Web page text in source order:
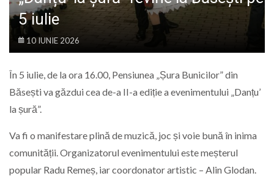
5 iulie
10 IUNIE 2026
În 5 iulie, de la ora 16.00, Pensiunea „Șura Bunicilor” din
Băsești va găzdui cea de-a II-a ediție a evenimentului „Danțu’
la șură”.
Va fi o manifestare plină de muzică, joc și voie bună în inima
comunității. Organizatorul evenimentului este meșterul
popular Radu Remeș, iar coordonator artistic – Alin Glodan.